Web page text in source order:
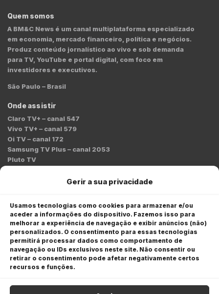
Gerir a sua privacidade
Usamos tecnologias como cookies para armazenar e/ou
aceder a informações do dispositivo. Fazemos isso para
melhorar a experiência de navegação e exibir anúncios (não)
personalizados. O consentimento para essas tecnologias
permitirá processar dados como comportamento de
navegação ou IDs exclusivos neste site. Não consentir ou
retirar o consentimento pode afetar negativamente certos
recursos e funções.
Quem somos
A BM&C News é um canal multiplataforma especializado
em economia, mercado financeiro, política e negócios.
Produz conteúdo jornalístico ao vivo e sob demanda
para TV, YouTube e portal digital, com foco em
investidores e executivos.
São Paulo – Brasil
Onde assistir
Claro TV+ – canal 547
Vivo TV+ – canal 579
Oi TV – canal 172
Samsung TV Plus – canal 2053
Pluto TV
redacao@bmcnews.com.br
Comercial:
comercial@bmcnews.com.br
Anuncie na BM&C News
A BM&C News conecta marcas a milhões de investidores
através de TV, YouTube e plataformas digitais.